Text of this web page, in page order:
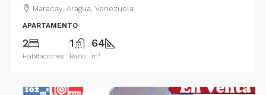
Maracay, Aragua, Venezuela
APARTAMENTO
2
Habitaciones
1
Baño
64
m²